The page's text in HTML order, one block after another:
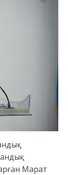
Марат